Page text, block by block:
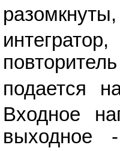
подается
Входное